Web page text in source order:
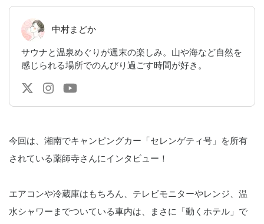
中村まどか
サウナと温泉めぐりが週末の楽しみ。山や海など自然を
感じられる場所でのんびり過ごす時間が好き。
今回は、湘南でキャンピングカー「セレンゲティ号」を所有
されている薬師寺さんにインタビュー！
エアコンや冷蔵庫はもちろん、テレビモニターやレンジ、温
水シャワーまでついている車内は、まさに「動くホテル」で